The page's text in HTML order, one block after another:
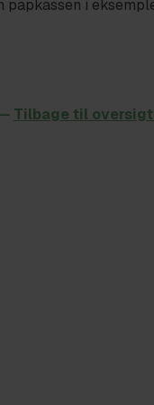
papkassen i
Tilbage til